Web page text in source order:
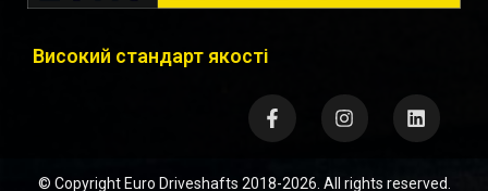
Високий стандарт якості
© CopyrightEuro Driveshafts 2018-2026. All rights reserved.